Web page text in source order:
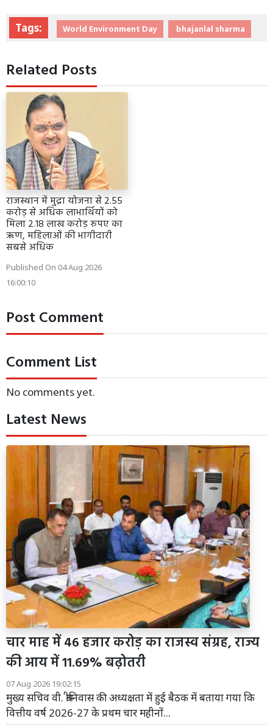
Tags: World Environment Day bhajanlal sharma
Related Posts
राजस्थान में मुद्रा योजना से 2.55
करोड़ से अधिक लाभार्थियों को
मिला 2.18 लाख करोड़ रुपए का
ऋण, महिलाओं की भागीदारी
सबसे अधिक
Published On 04 Aug 2026
16:00:10
Post Comment
Comment List
No comments yet.
Latest News
चार माह में 46 हजार करोड़ का राजस्व संग्रह, राज्य
की आय में 11.69% बढ़ोतरी
07 Aug 2026 19:02:15
मुख्य सचिव वी. श्रीनिवास की अध्यक्षता में हुई बैठक में बताया गया कि
वित्तीय वर्ष 2026-27 के प्रथम चार महीनों...